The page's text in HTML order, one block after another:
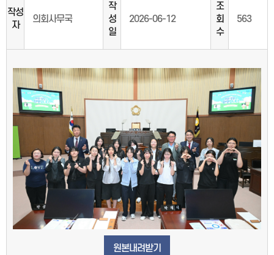
작성
자
의회사무국
작
성
일
2026-06-12
조
회
수
563
원본내려받기